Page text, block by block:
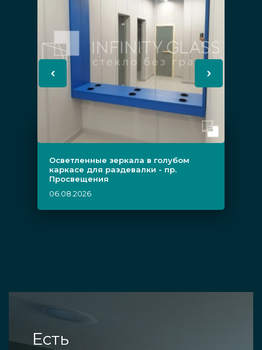
Осветленные зеркала в голубом
каркасе для раздевалки - пр.
Просвещения
06.08.2026
Есть